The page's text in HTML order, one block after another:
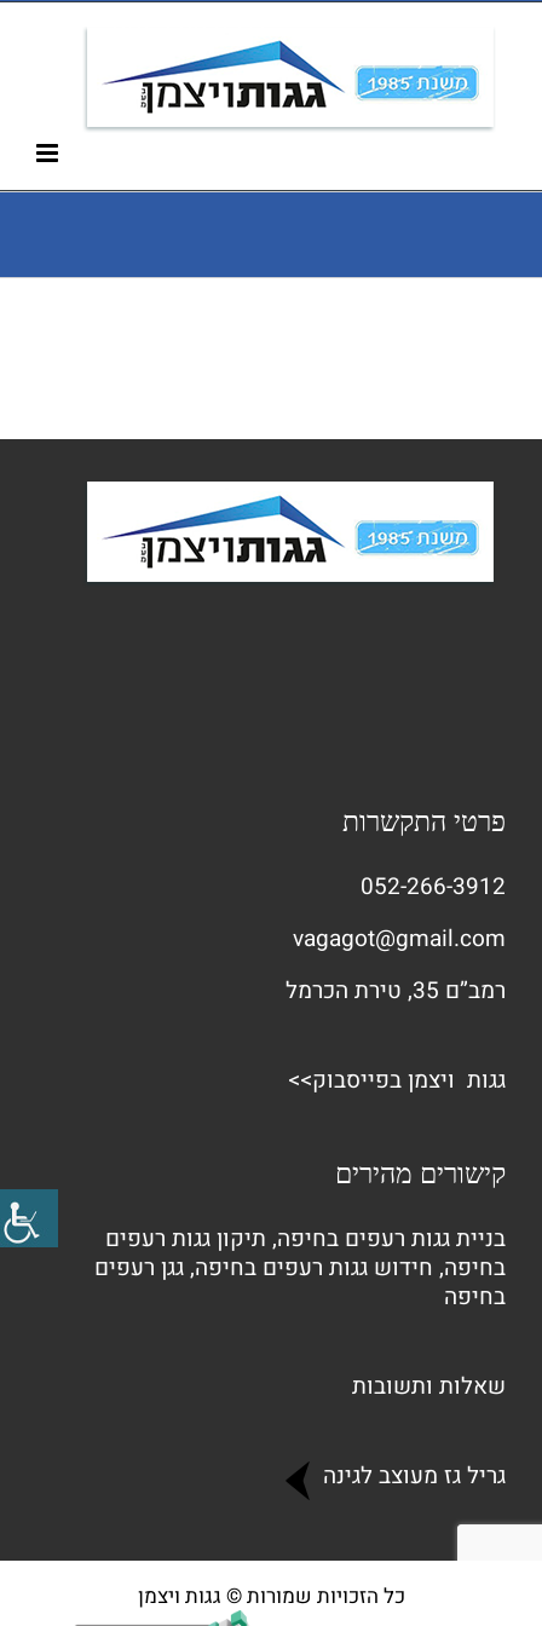
Skip
content
פרטי התקשרות
052-266-3912
vagagot@gmail.com
רמב”ם 35, טירת הכרמל
גגות ויצמן בפייסבוק>>
קישורים מהירים
בניית גגות רעפים בחיפה, תיקון גגות רעפים
בחיפה, חידוש גגות רעפים בחיפה,גגן רעפים
בחיפה
שאלות ותשובות
גריל גז מעוצב לגינה
כל הזכויות שמורות © גגות ויצמן